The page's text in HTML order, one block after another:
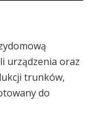
urządzenia oraz
trunków,
do